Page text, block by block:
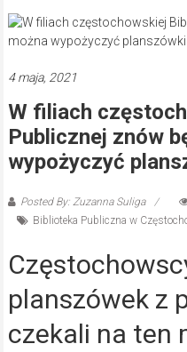
4 maja, 2021
W filiach
Publicznej znów
wypożyczyć
Posted By: Zuzanna Suliga
Biblioteka Publiczna w
planszówek z
czekali na ten